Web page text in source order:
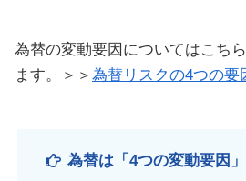
為替の変動要因についてはこち
ます。＞＞ 為替リスクの4つの要
為替は 「 4つの変動要因